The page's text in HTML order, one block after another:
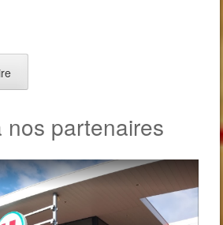
nos partenaires